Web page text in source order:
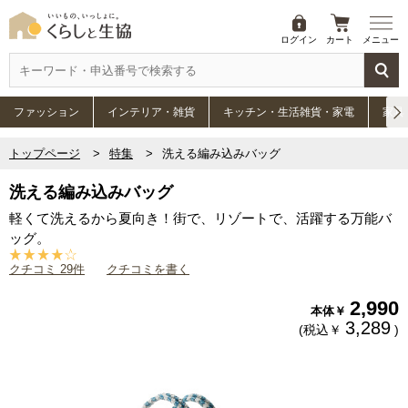
ログイン カート メニュー
ファッション インテリア・雑貨 キッチン・生活雑貨・家電 家具
トップページ 特集 洗える編み込みバッグ
洗える編み込みバッグ
軽くて洗えるから夏向き！街で、リゾートで、活躍する万能バ
ッグ。
クチコミ 29件 クチコミを書く
本体￥ 2,990
(税込￥ 3,289 )